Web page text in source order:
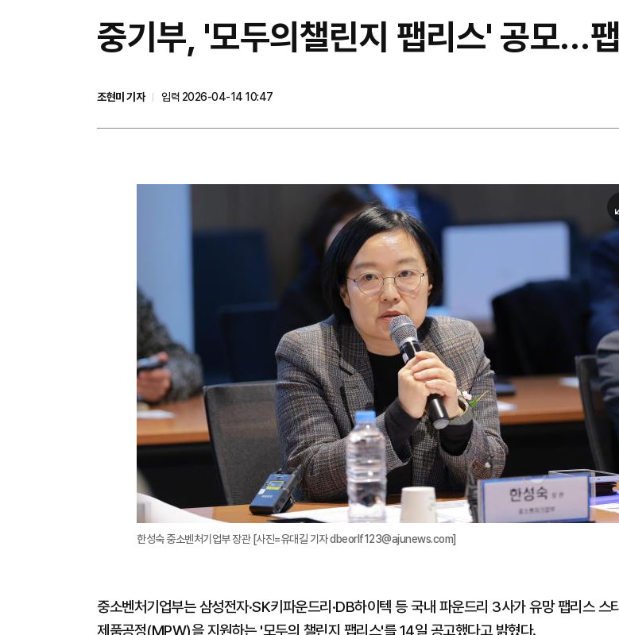
중기부, '모두의챌린지 팹리스' 공모…
조현미 기자
입력 2026-04-14 10:47
이
미
지
확
대
한성숙 중소벤처기업부 장관 [사진=유대길 기자 dbeorlf123@ajunews.com]
중소벤처기업부는 삼성전자·SK키파운드리·DB하이텍 등 국내 파운드리 3사가 유망 팹리스 스
제품공정(MPW)을 지원하는 '모두의 챌린지 팹리스'를 14일 공고했다고 밝혔다.